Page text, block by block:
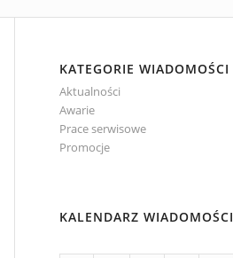
KATEGORIE WIADOMOŚCI
Aktualności
Awarie
Prace serwisowe
Promocje
KALENDARZ WIADOMOŚCI